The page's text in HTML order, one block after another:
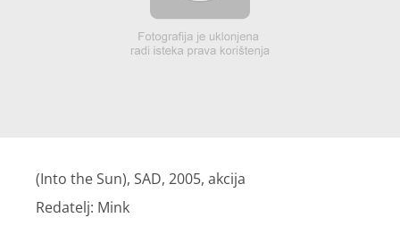
(Into the Sun), SAD, 2005, akcija
Redatelj: Mink